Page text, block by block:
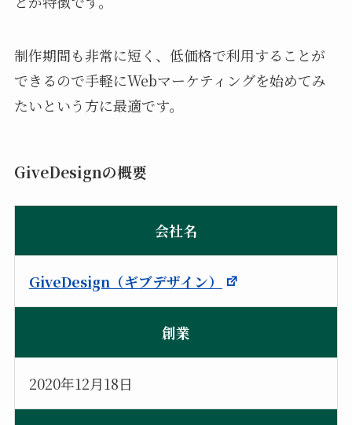
制作期間も非常に短く、低価格で利用することが
できるので手軽にWebマーケティングを始めてみ
たいという方に最適です。
GiveDesignの概要
会社名
GiveDesign（ギブデザイン）
創業
2020年12月18日